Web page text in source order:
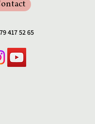
417 52 65